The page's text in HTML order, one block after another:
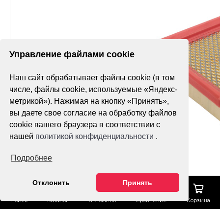
Управление файлами cookie
Наш сайт обрабатывает файлы cookie (в том
числе, файлы cookie, используемые «Яндекс-
метрикой»). Нажимая на кнопку «Принять»,
вы даете свое согласие на обработку файлов
cookie вашего браузера в соответствии с
нашей политикой конфиденциальности .
Подробнее
Отклонить Принять
Поиск Каталог Отложено Сравнение Корзина